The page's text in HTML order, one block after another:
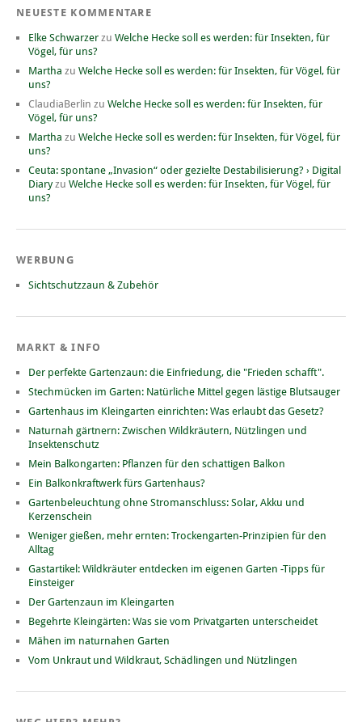
NEUESTE KOMMENTARE
Elke Schwarzer zu Welche Hecke soll es werden: für Insekten, für
Vögel, für uns?
Martha zu Welche Hecke soll es werden: für Insekten, für Vögel, für
uns?
ClaudiaBerlin zu Welche Hecke soll es werden: für Insekten, für
Vögel, für uns?
Martha zu Welche Hecke soll es werden: für Insekten, für Vögel, für
uns?
Ceuta: spontane „Invasion“ oder gezielte Destabilisierung? › Digital
Diaryzu Welche Hecke soll es werden: für Insekten, für Vögel, für
uns?
WERBUNG
Sichtschutzzaun & Zubehör
MARKT & INFO
Der perfekte Gartenzaun: die Einfriedung, die "Frieden schafft".
Stechmücken im Garten: Natürliche Mittel gegen lästige Blutsauger
Gartenhaus im Kleingarten einrichten: Was erlaubt das Gesetz?
Naturnah gärtnern: Zwischen Wildkräutern, Nützlingen und
Insektenschutz
Mein Balkongarten: Pflanzen für den schattigen Balkon
Ein Balkonkraftwerk fürs Gartenhaus?
Gartenbeleuchtung ohne Stromanschluss: Solar, Akku und
Kerzenschein
Weniger gießen, mehr ernten: Trockengarten-Prinzipien für den
Alltag
Gastartikel: Wildkräuter entdecken im eigenen Garten -Tipps für
Einsteiger
Der Gartenzaun im Kleingarten
Begehrte Kleingärten: Was sie vom Privatgarten unterscheidet
Mähen im naturnahen Garten
Vom Unkraut und Wildkraut, Schädlingen und Nützlingen